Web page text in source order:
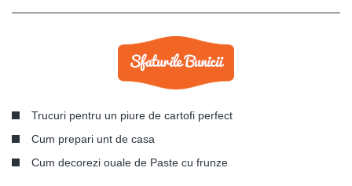
Trucuri pentru un piure de cartofi perfect
Cum prepari unt de casa
Cum decorezi ouale de Paste cu frunze